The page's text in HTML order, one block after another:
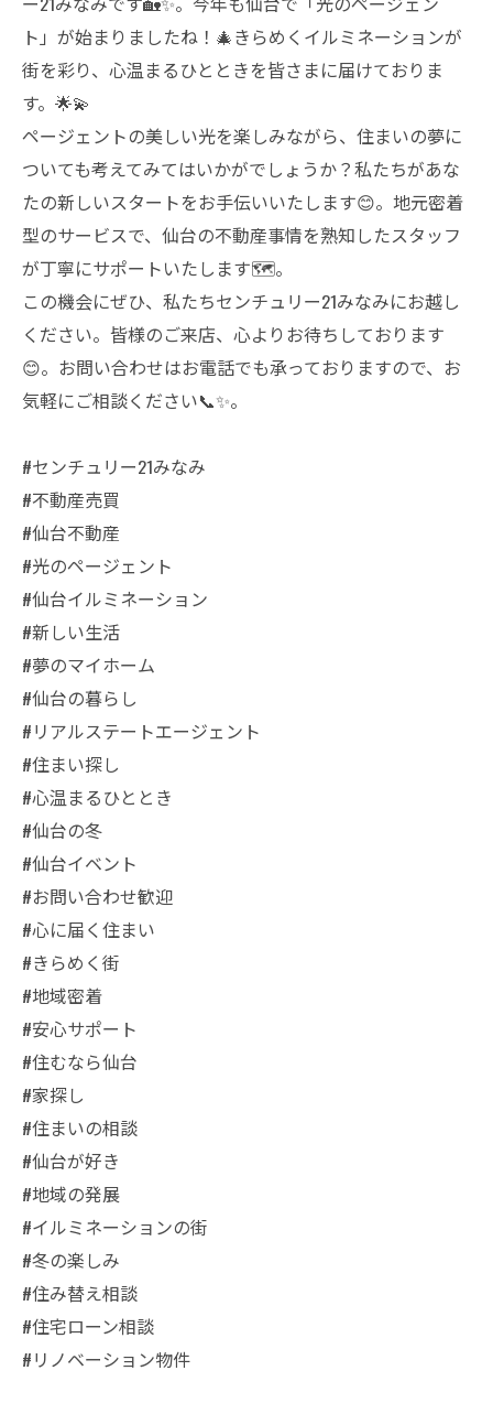
ト」が始まりましたね！🎄きらめくイルミネーションが
街を彩り、心温まるひとときを皆さまに届けておりま
す。🌟💫
ページェントの美しい光を楽しみながら、住まいの夢に
ついても考えてみてはいかがでしょうか？私たちがあな
たの新しいスタートをお手伝いいたします😊。地元密着
型のサービスで、仙台の不動産事情を熟知したスタッフ
が丁寧にサポートいたします🗺️。
この機会にぜひ、私たちセンチュリー21みなみにお越し
ください。皆様のご来店、心よりお待ちしております
😊。お問い合わせはお電話でも承っておりますので、お
気軽にご相談ください📞✨。
#センチュリー21みなみ
#不動産売買
#仙台不動産
#光のページェント
#仙台イルミネーション
#新しい生活
#夢のマイホーム
#仙台の暮らし
#リアルステートエージェント
#住まい探し
#心温まるひととき
#仙台の冬
#仙台イベント
#お問い合わせ歓迎
#心に届く住まい
#きらめく街
#地域密着
#安心サポート
#住むなら仙台
#家探し
#住まいの相談
#仙台が好き
#地域の発展
#イルミネーションの街
#冬の楽しみ
#住み替え相談
#住宅ローン相談
#リノベーション物件